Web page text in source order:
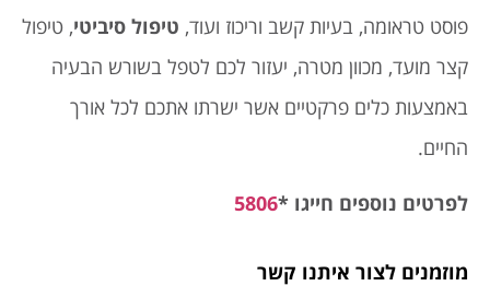
פוסט טראומה, בעיות קשב וריכוז ועוד, טיפול סיביטי, טיפול
קצר מועד, מכוון מטרה, יעזור לכם לטפל בשורש הבעיה
באמצעות כלים פרקטיים אשר ישרתו אתכם לכל אורך
החיים.
לפרטים נוספים חייגו *
5806
מוזמנים לצור איתנו קשר